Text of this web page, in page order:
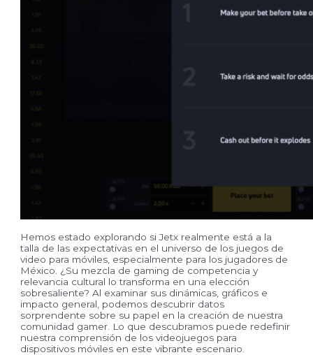
Hemos estado explorando si Jetx realmente está a la
talla de las expectativas en el universo de los juegos de
video para móviles, especialmente para los jugadores de
México. ¿Su mezcla de gaming de competencia y
relevancia cultural lo transforma en una elección
sobresaliente? Al examinar sus dinámicas, gráficos e
impacto general, podemos descubrir datos
sorprendente sobre su papel en la creación de nuestra
comunidad gamer. Lo que descubramos puede redefinir
nuestra comprensión de los videojuegos para
dispositivos móviles en este vibrante escenario.